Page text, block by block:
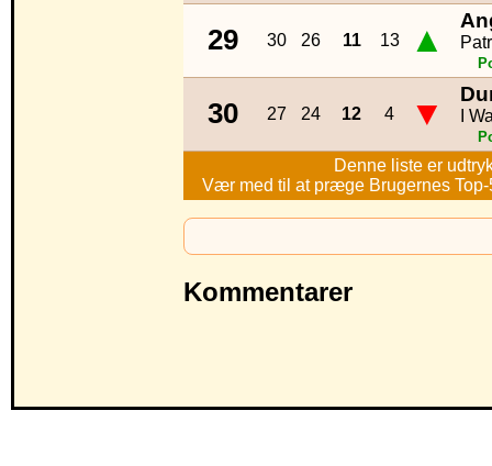
29 30 26 11 13 ▲
30 27 24 12 4 ▼ I
Denne liste er
Vær med til at præge Brugernes
Kommentarer